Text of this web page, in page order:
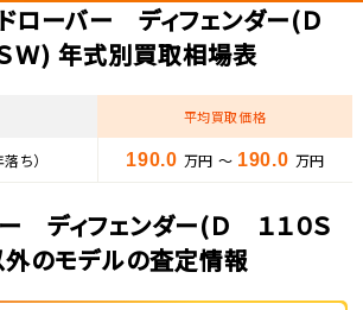
ローバー ディフェンダー(Ｄ
ＳＷ) 年式別買取相場表
平均買取価格
ち） 190.0 万円 ～ 190.0 万円
ディフェンダー(Ｄ １１０Ｓ
のモデルの査定情報